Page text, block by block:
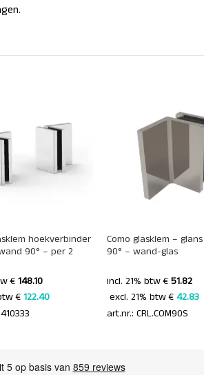
hoekverbinder
90° – per 2
€148.10
€ 122.40
Como glasklem –
90° – wand-glas
incl. 21% btw €51.82
excl. 21% btw € 42.83
art.nr.: CRL.COM90S